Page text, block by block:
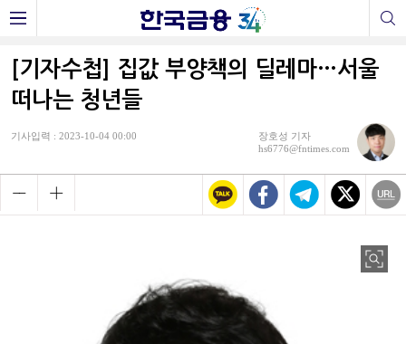
[기자수첩] 집값 부양책의 딜레마…서울
떠나는 청년들
기사입력 : 2023-10-04 00:00
장호성 기자
hs6776@fntimes.com